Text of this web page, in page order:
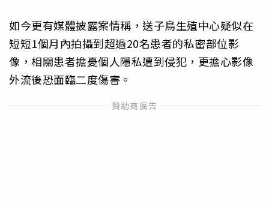
如今更有媒體披露案情稱，送子鳥生殖中心疑似在
短短1個月內拍攝到超過20名患者的私密部位影
像，相關患者擔憂個人隱私遭到侵犯，更擔心影像
外流後恐面臨二度傷害。